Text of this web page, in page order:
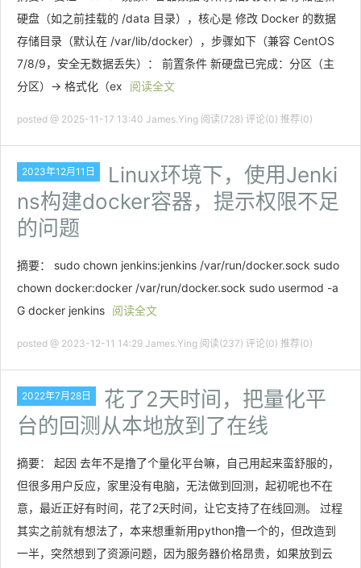
硬盘（如之前挂载的 /data 目录），核心是 修改 Docker 的数据
存储目录（默认在 /var/lib/docker），步骤如下（兼容 CentOS
7/8/9，安全无数据丢失）： 前置条件 新硬盘已完成：分区（主
分区）→ 格式化（ex
阅读全文
posted @ 2025-11-17 13:40 James.Ying 阅读(728) 评论(0) 推荐(0)
2023年12月11日
Linux环境下，使用Jenki
ns构建docker容器，提示权限不足
的问题
摘要： sudo chown jenkins:jenkins /var/run/docker.sock sudo
chown docker:docker /var/run/docker.sock sudo usermod -a
G docker jenkins 阅读全文
posted @ 2023-12-11 14:29 James.Ying 阅读(237) 评论(0) 推荐(0)
2022年7月28日
花了2天时间，把量化平
台的回测从本地放到了在线
摘要： 起因 去年不是撸了个量化平台嘛，自己用起来蛮舒服的，
但很多用户反应，家里没有电脑，无法做到回测，起初呢也不在
意，最近正好有时间，花了2天时间，让它支持了在线回测。 过程
其实之前就有想法了，本来想重新用python撸一个的，但改造到
一半，突然想到了资源问题，因为服务器价格昂贵，如果放到云